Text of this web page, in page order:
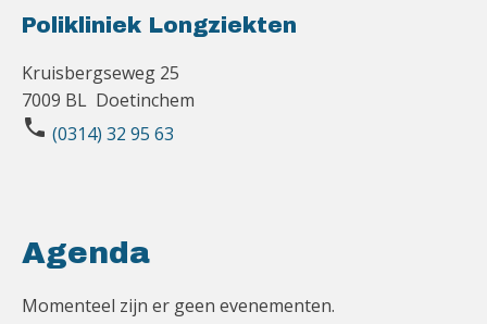
Polikliniek Longziekten
Kruisbergseweg 25
7009 BL Doetinchem
phone (0314) 32 95 63
Agenda
Momenteel zijn er geen evenementen.